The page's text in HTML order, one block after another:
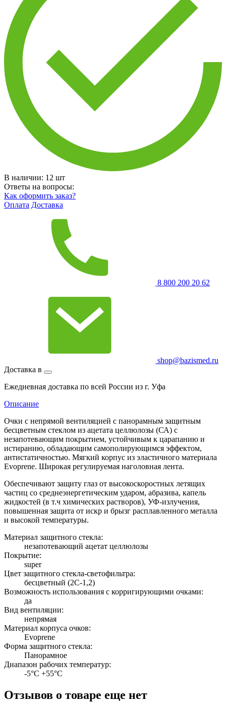
В наличии: 12 шт
Ответы на вопросы:
Как оформить заказ?
Оплата Доставка
8 800 200 20 62
shop@bazismed.ru
Доставка в
Ежедневная доставка по всей России из г. Уфа
Описание
Очки с непрямой вентиляцией с панорамным защитным
бесцветным стеклом из ацетата целлюлозы (СА) с
незапотевающим покрытием, устойчивым к царапанию и
истиранию, обладающим самополирующимся эффектом,
антистатичностью. Мягкий корпус из эластичного материала
Evoprene. Широкая регулируемая наголовная лента.
Обеспечивают защиту глаз от высокоскоростных летящих
частиц со среднеэнергетическим ударом, абразива, капель
жидкостей (в т.ч химических растворов), УФ-излучения,
повышенная защита от искр и брызг расплавленного металла
и высокой температуры.
Материал защитного стекла:
незапотевающий ацетат целлюлозы
Покрытие:
super
Цвет защитного стекла-светофильтра:
бесцветный (2С-1,2)
Возможность использования с корригирующими очками:
да
Вид вентиляции:
непрямая
Материал корпуса очков:
Evoprene
Форма защитного стекла:
Панорамное
Диапазон рабочих температур:
-5°C +55°C
Отзывов о товаре еще нет